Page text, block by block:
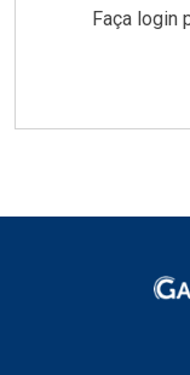
Faça login